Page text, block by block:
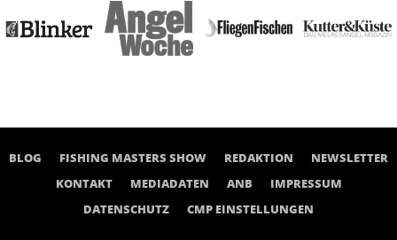
BLOG FISHING MASTERS SHOW REDAKTION
NEWSLETTER
KONTAKT
MEDIADATEN ANB
IMPRESSUM
DATENSCHUTZ
CMP EINSTELLUNGEN